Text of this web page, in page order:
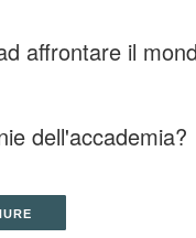
affrontare il
dell'accademia?